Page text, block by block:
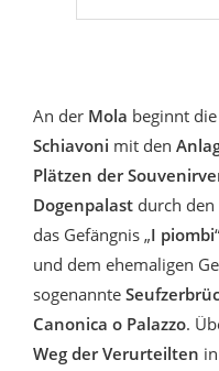
An der Mola beginnt
Schiavoni mit den
Plätzen der
Dogenpalast durch
das Gefängnis „I piombi
und dem ehemaligen
sogenannte
Canonica o Palazzo.
Weg der Verurteilten